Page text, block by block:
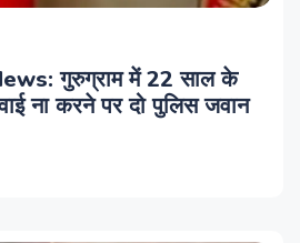
गुरुग्राम में 22 साल के
ना करने पर दो पुलिस जवान